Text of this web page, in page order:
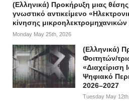
(Ελληνικά) Προκήρυξη μιας
γνωστικό αντικείμενο
κίνησης μικροηλεκτρομηχανικών
Monday May 25th, 2026
(Ελληνικά)
Φοιτητών/
«Διαχείριση
Ψηφιακό
2026–2027
Tuesday May